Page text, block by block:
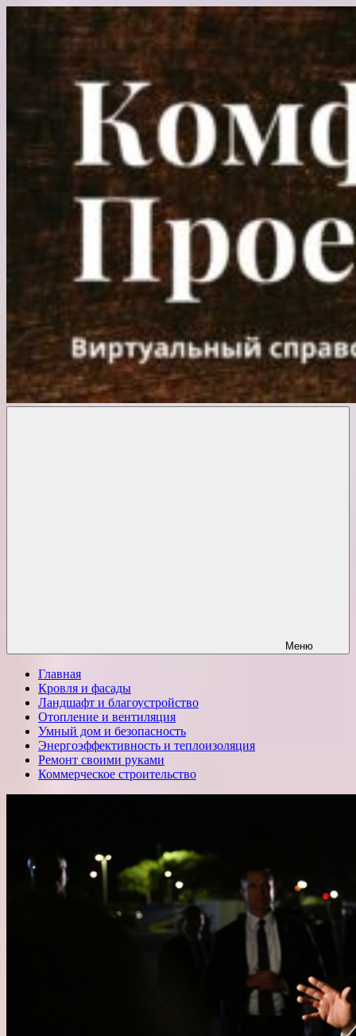
Перейти
содержимому
Меню
Главная
Кровля и фасады
Ландшафт и благоустройство
Отопление и вентиляция
Умный дом и безопасность
Энергоэффективность и теплоизоляция
Ремонт своими руками
Коммерческое строительство